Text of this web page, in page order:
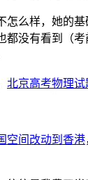
怎么样，她的
都没有看到（
北京高考物理试
空间改动到香港